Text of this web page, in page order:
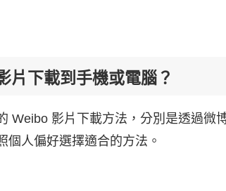
片下載到手機或電腦？
Weibo 影片下載方法，分別是透過微
個人偏好選擇適合的方法。